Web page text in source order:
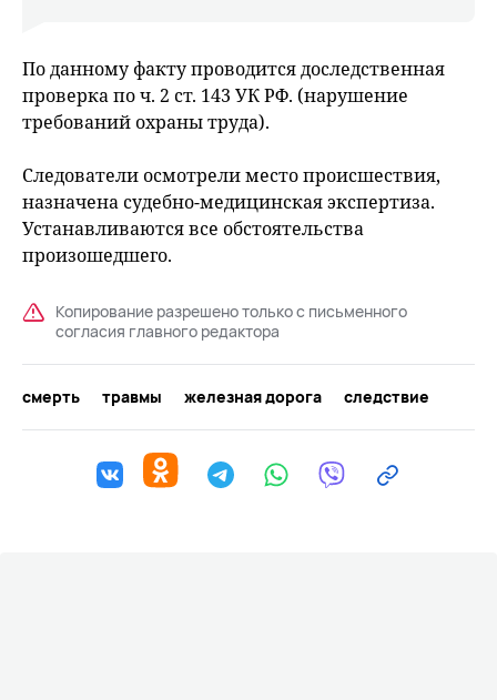
По данному факту проводится доследственная
проверка по ч. 2 ст. 143 УК РФ. (нарушение
требований охраны труда).
Следователи осмотрели место происшествия,
назначена судебно-медицинская экспертиза.
Устанавливаются все обстоятельства
произошедшего.
Копирование разрешено только с письменного
согласия главного редактора
смерть травмы железная дорога следствие